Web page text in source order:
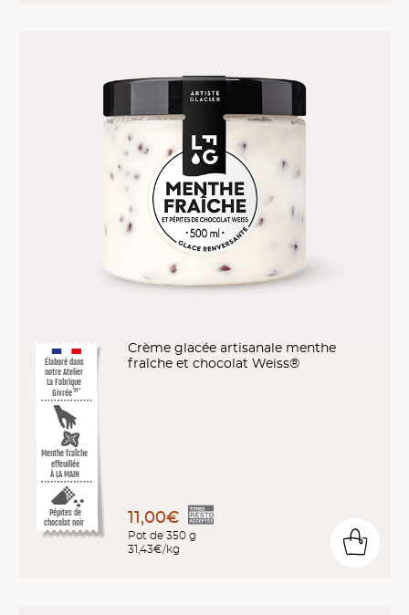
Élaboré dans
notre Atelier
La Fabrique
Givrée
TM*
Menthe fraîche
effeuillée
À LA MAIN
Pépites de
chocolat noir
Crème glacée artisanale menthe
fraîche et chocolat Weiss®
11,00€
Pot de 350 g
31,43€/kg